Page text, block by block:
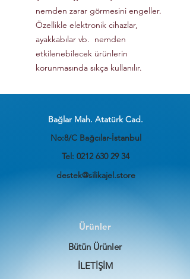
nemden zarar görmesini engeller.
Özellikle elektronik cihazlar,
ayakkabılar vb. nemden
etkilenebilecek ürünlerin
korunmasında sıkça kullanılır.
Bağlar Mah. Atatürk Cad.
No:8/C Bağcılar-İstanbul
Tel: 0212 630 29 34
destek@silikajel.store
Ürünler
Bütün Ürünler
İLETİŞİM